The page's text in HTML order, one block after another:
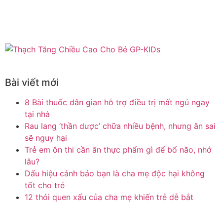
Bài viết mới
8 Bài thuốc dân gian hỗ trợ điều trị mất ngủ ngay
tại nhà
Rau lang ‘thần dược’ chữa nhiều bệnh, nhưng ăn sai
sẽ nguy hại
Trẻ em ôn thi cần ăn thực phẩm gì để bổ não, nhớ
lâu?
Dấu hiệu cảnh báo bạn là cha mẹ độc hại không
tốt cho trẻ
12 thói quen xấu của cha mẹ khiến trẻ dễ bắt